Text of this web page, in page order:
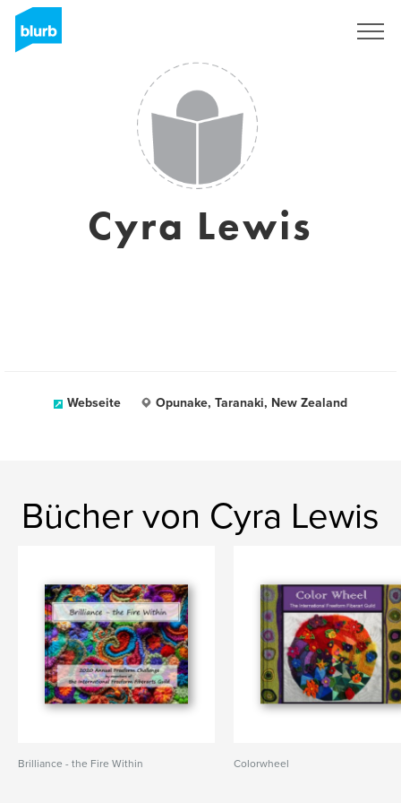
Cyra Lewis
Webseite Opunake, Taranaki, New Zealand
Bücher von Cyra Lewis
Brilliance - the Fire Within Colorwheel